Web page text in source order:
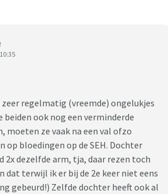
regelmatig (vreemde) ongelukjes
beiden ook nog een verminderde
moeten ze vaak na een val ofzo
op bloedingen op de SEH. Dochter
2x dezelfde arm, tja, daar rezen toch
dat terwijl ik er bij de 2e keer niet eens
gebeurd!) Zelfde dochter heeft ook al